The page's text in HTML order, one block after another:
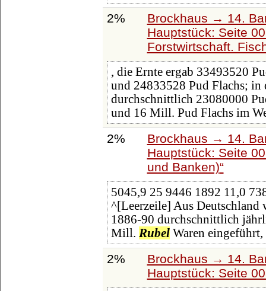
2%
Brockhaus → 14.
Hauptstück: Seite
Forstwirtschaft.
, die Ernte ergab 33493520
und 24833528 Pud Flachs; in
durchschnittlich 23080000
und 16 Mill. Pud Flachs im
2%
Brockhaus → 14.
Hauptstück: Seite
und Banken)
5045,9 25 9446 1892 11,0
^[Leerzeile] Aus
1886-90 durchschnittlich
Mill. RubelWaren eingeführt,
2%
Brockhaus → 14.
Hauptstück: Seite